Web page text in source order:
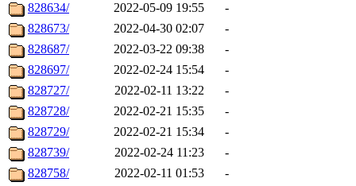
828634/
2022-05-09 19:55
-
828673/
2022-04-30 02:07
-
828687/
2022-03-22 09:38
-
828697/
2022-02-24 15:54
-
828727/
2022-02-11 13:22
-
828728/
2022-02-21 15:35
-
828729/
2022-02-21 15:34
-
828739/
2022-02-24 11:23
-
828758/
2022-02-11 01:53 -